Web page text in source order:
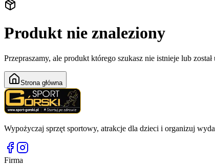
Produkt nie znaleziony
Przepraszamy, ale produkt którego szukasz nie istnieje lub
Strona główna
Wypożyczaj sprzęt sportowy, atrakcje dla dzieci i organizuj
Firma